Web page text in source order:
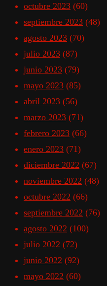
octubre 2023 (60)
septiembre 2023 (48)
agosto 2023 (70)
julio 2023 (87)
junio 2023 (79)
mayo 2023 (85)
abril 2023 (56)
marzo 2023 (71)
febrero 2023 (66)
enero 2023 (71)
diciembre 2022 (67)
noviembre 2022 (48)
octubre 2022 (66)
septiembre 2022 (76)
agosto 2022 (100)
julio 2022 (72)
junio 2022 (92)
mayo 2022 (60)